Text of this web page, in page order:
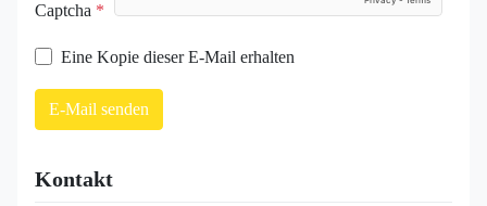
Captcha *
Eine Kopie dieser E-Mail erhalten
E-Mail senden
Kontakt